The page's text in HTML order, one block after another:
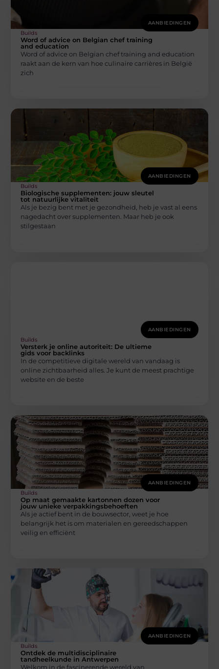
AANBIEDINGEN
Builds
Word of advice on Belgian chef training
and education
Word of advice on Belgian chef training and education
raakt aan de kern van hoe culinaire carrières in België
zich
AANBIEDINGEN
Builds
Biologische supplementen: jouw sleutel
tot natuurlijke vitaliteit
Als je bezig bent met je gezondheid, heb je vast al eens
nagedacht over supplementen. Maar heb je ook
stilgestaan
AANBIEDINGEN
Builds
Versterk je online autoriteit: De ultieme
gids voor backlinks
In de competitieve digitale wereld van vandaag is
online zichtbaarheid alles. Je kunt de meest prachtige
website en de beste
AANBIEDINGEN
Builds
Op maat gemaakte kartonnen dozen voor
jouw unieke verpakkingsbehoeften
Als je actief bent in de bouwsector, weet je hoe
belangrijk het is om materialen en gereedschappen
veilig en efficiënt
AANBIEDINGEN
Builds
Ontdek de multidisciplinaire
tandheelkunde in Antwerpen
Welkom in de fascinerende wereld van